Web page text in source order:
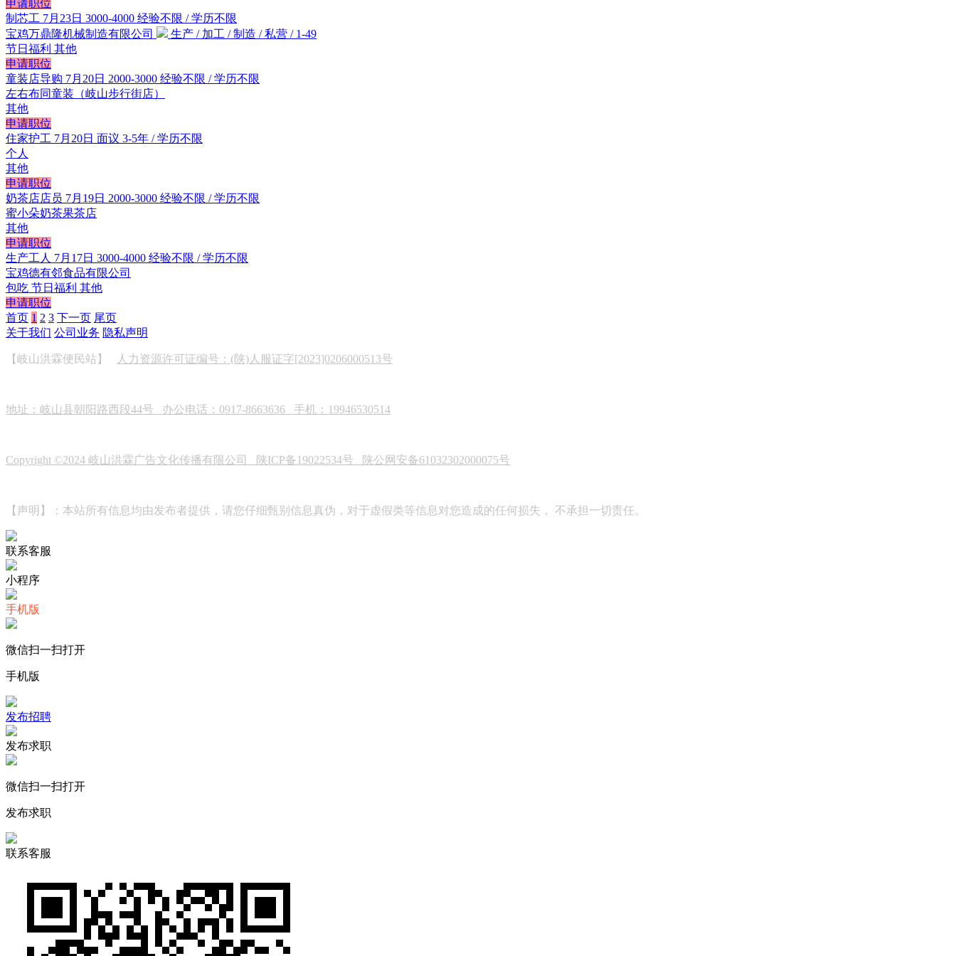
申请职位
制芯工 7月23日 3000-4000 经验不限 / 学历不限
宝鸡万鼎隆机械制造有限公司
生产 / 加工 / 制造 / 私营 / 1-49
节日福利 其他
申请职位
童装店导购 7月20日 2000-3000 经验不限 / 学历不限
左右布同童装（岐山步行街店）
其他
申请职位
住家护工 7月20日 面议 3-5年 / 学历不限
个人
其他
申请职位
奶茶店店员 7月19日 2000-3000 经验不限 / 学历不限
蜜小朵奶茶果茶店
其他
申请职位
生产工人 7月17日 3000-4000 经验不限 / 学历不限
宝鸡德有邻食品有限公司
包吃 节日福利 其他
申请职位
首页 1 2 3 下一页 尾页
关于我们 公司业务 隐私声明
【岐山洪霖便民站】 人力资源许可证编号：(陕)人服证字[2023]0206000513号
地址：岐山县朝阳路西段44号 办公电话：0917-8663636 手机：19946530514
Copyright ©2024 岐山洪霖广告文化传播有限公司 陕ICP备19022534号 陕公网安备61032302000075号
【声明】：本站所有信息均由发布者提供，请您仔细甄别信息真伪，对于虚假类等信息对您造成的任何损失， 不承担一切责任。
联系客服
小程序
手机版
微信扫一扫打开
手机版
发布招聘
发布求职
微信扫一扫打开
发布求职
联系客服